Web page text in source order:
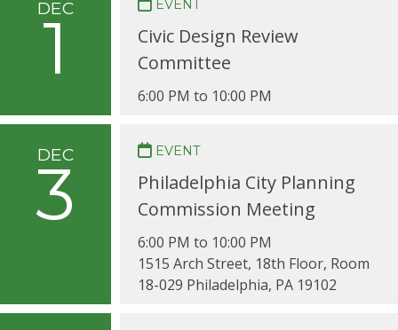
DEC
1
EVENT
Civic Design Review
Committee
6:00 PM to 10:00 PM
DEC
3
EVENT
Philadelphia City Planning
Commission Meeting
6:00 PM to 10:00 PM
1515 Arch Street, 18th Floor, Room
18-029 Philadelphia, PA 19102